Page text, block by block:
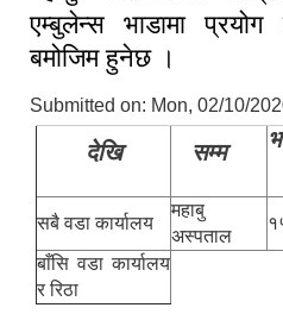
एम्बुलेन्स भाडामा
बमोजिम हुनेछ ।
Submitted on: Mon, 02/10/
देखि सम्म
सबै वडा कार्यालय
महाबु
अस्पताल
बाँसि वडा कार्यालय
र रिठा